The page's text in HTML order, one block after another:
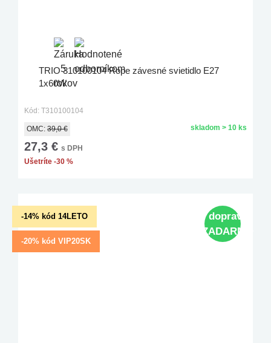
TRIO 310100104 Rope závesné svietidlo E27
1x60W
Kód: T310100104
OMC: 39,0 €
27,3 € s DPH
Ušetríte -30 %
skladom > 10 ks
-14% kód 14LETO
-20% kód VIP20SK
doprava
ZADARMO